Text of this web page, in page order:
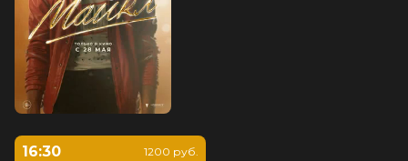
16:30
1200 руб.